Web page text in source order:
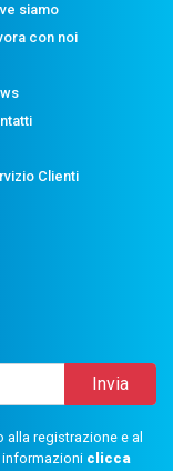
siamo
con noi
Clienti
registrazione e al
informazioni clicca